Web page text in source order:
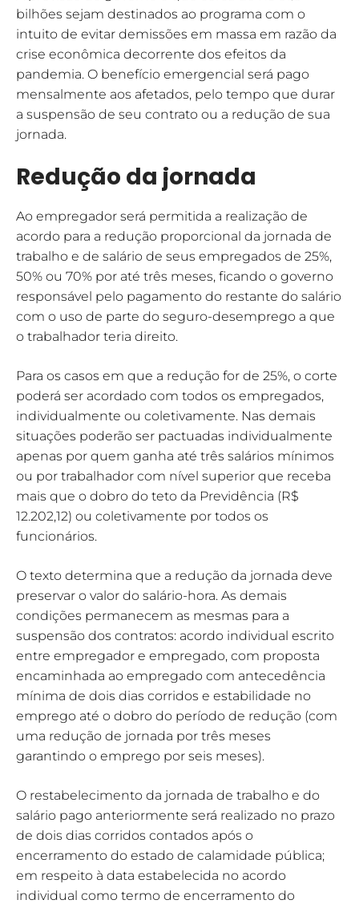
bilhões sejam destinados ao programa com o
intuito de evitar demissões em massa em razão da
crise econômica decorrente dos efeitos da
pandemia. O benefício emergencial será pago
mensalmente aos afetados, pelo tempo que durar
a suspensão de seu contrato ou a redução de sua
jornada.
Redução da jornada
Ao empregador será permitida a realização de
acordo para a redução proporcional da jornada de
trabalho e de salário de seus empregados de 25%,
50% ou 70% por até três meses, ficando o governo
responsável pelo pagamento do restante do salário
com o uso de parte do seguro-desemprego a que
o trabalhador teria direito.
Para os casos em que a redução for de 25%, o corte
poderá ser acordado com todos os empregados,
individualmente ou coletivamente. Nas demais
situações poderão ser pactuadas individualmente
apenas por quem ganha até três salários mínimos
ou por trabalhador com nível superior que receba
mais que o dobro do teto da Previdência (R$
12.202,12) ou coletivamente por todos os
funcionários.
O texto determina que a redução da jornada deve
preservar o valor do salário-hora. As demais
condições permanecem as mesmas para a
suspensão dos contratos: acordo individual escrito
entre empregador e empregado, com proposta
encaminhada ao empregado com antecedência
mínima de dois dias corridos e estabilidade no
emprego até o dobro do período de redução (com
uma redução de jornada por três meses
garantindo o emprego por seis meses).
O restabelecimento da jornada de trabalho e do
salário pago anteriormente será realizado no prazo
de dois dias corridos contados após o
encerramento do estado de calamidade pública;
em respeito à data estabelecida no acordo
individual como termo de encerramento do